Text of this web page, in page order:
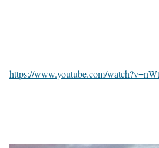
https://www.youtube.com/